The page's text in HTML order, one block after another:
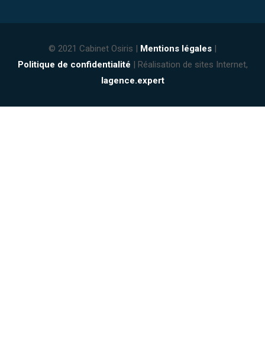
© 2021 Cabinet Osiris | Mentions légales |
Politique de confidentialité | Réalisation de sites Internet,
lagence.expert